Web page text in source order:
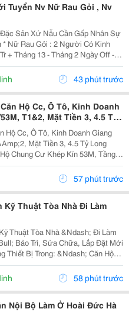
Tuyển Nv Nữ Rau Gỏi , Nv
Nẫu Cần Gấp Nhân Sự
Tốt...
43 phút trước
Hộ Cc, Ô Tô, Kinh Doanh
T1&2, Mặt Tiền 3, 4.5 Tỷ
Hộ Cc, Ô Tô, Kinh Doanh Giang
Mặt Tiền 3, 4.5 Tỷ Long
Chung Cư Khép Kín 53M, Tầng 1
Cư, Đất Sổ Đỏ Lâu Dài. + Kinh
Loại Hình, Quỹ Đất Rộng...57 phút trước
Kỹ Thuật Tòa Nhà Đi Làm
Thuật Tòa Nhà &Ndash; Đi Làm
&Ndash; Căn Hộ
Sinh...
58 phút trước
Nội Bộ Làm Ở Hoài Đức Hà